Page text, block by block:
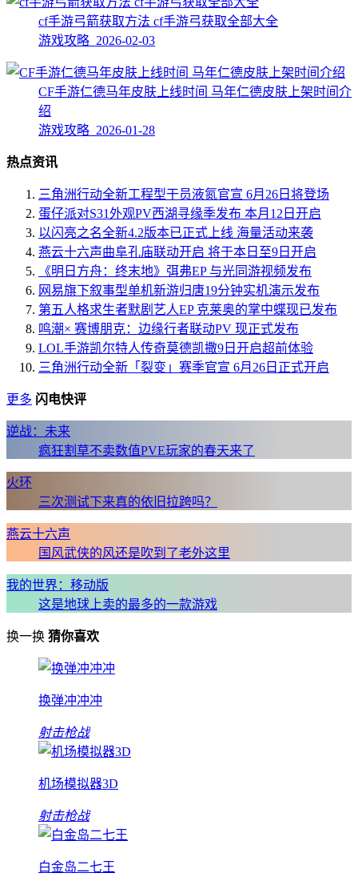
cf手游弓箭获取方法 cf手游弓获取全部大全
游戏攻略 2026-02-03
CF手游仁德马年皮肤上线时间 马年仁德皮肤上架时间介
绍
游戏攻略 2026-01-28
热点资讯
三角洲行动全新工程型干员液氮官宣 6月26日将登场
蛋仔派对S31外观PV西湖寻缘季发布 本月12日开启
以闪亮之名全新4.2版本已正式上线 海量活动来袭
燕云十六声曲阜孔庙联动开启 将于本日至9日开启
《明日方舟：终末地》弭弗EP 与光同游视频发布
网易旗下叙事型单机新游归唐19分钟实机演示发布
第五人格求生者默剧艺人EP 克莱奥的掌中蝶现已发布
鸣潮× 赛博朋克：边缘行者联动PV 现正式发布
LOL手游凯尔特人传奇莫德凯撒9日开启超前体验
三角洲行动全新「裂变」赛季官宣 6月26日正式开启
更多 闪电快评
逆战：未来
疯狂割草不卖数值PVE玩家的春天来了
火环
三次测试下来真的依旧拉跨吗？
燕云十六声
国风武侠的风还是吹到了老外这里
我的世界：移动版
这是地球上卖的最多的一款游戏
换一换 猜你喜欢
换弹冲冲冲
射击枪战
机场模拟器3D
射击枪战
白金岛二七王